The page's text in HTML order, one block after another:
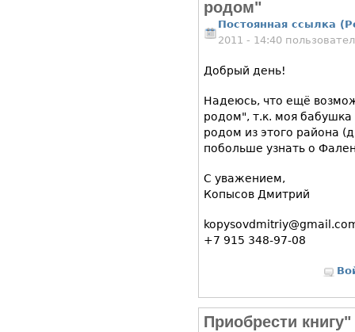
родом"
Постоянная ссылка
2011 - 14:40
Добрый день!
Надеюсь, что ещё
родом", т.к. моя
родом из этого района
побольше узнать о
С уважением,
Копысов Дмитрий
+7 915 348-97-08
Приобрести